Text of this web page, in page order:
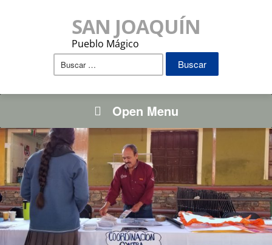
SAN JOAQUÍN
Pueblo Mágico
Buscar:
Open Menu